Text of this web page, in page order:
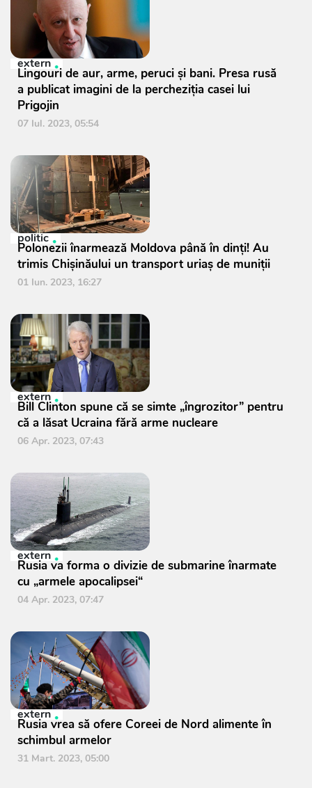
extern
Lingouri de aur, arme, peruci și bani. Presa rusă
a publicat imagini de la percheziția casei lui
Prigojin
07 Iul. 2023, 05:54
politic
Polonezii înarmează Moldova până în dinți! Au
trimis Chișinăului un transport uriaș de muniții
01 Iun. 2023, 16:27
extern
Bill Clinton spune că se simte „îngrozitor” pentru
că a lăsat Ucraina fără arme nucleare
06 Apr. 2023, 07:43
extern
Rusia va forma o divizie de submarine înarmate
cu „armele apocalipsei“
04 Apr. 2023, 07:47
extern
Rusia vrea să ofere Coreei de Nord alimente în
schimbul armelor
31 Mart. 2023, 05:00